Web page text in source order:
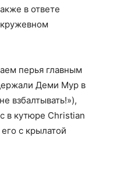
в ответе
перья главным
Деми Мур в
взбалтывать!»),
в кутюре Christian
с крылатой